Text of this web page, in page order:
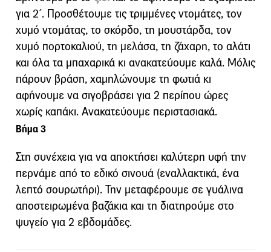
για 2΄. Προσθέτουμε τις τριμμένες ντομάτες, τον
χυμό ντομάτας, το σκόρδο, τη μουστάρδα, τον
χυμό πορτοκαλιού, τη μελάσα, τη ζάχαρη, το αλάτι
και όλα τα μπαχαρικά κι ανακατεύουμε καλά. Μόλις
πάρουν βράση, χαμηλώνουμε τη φωτιά κι
αφήνουμε να σιγοβράσει για 2 περίπου ώρες
χωρίς καπάκι. Ανακατεύουμε περιστασιακά.
Βήμα 3
Στη συνέχεια για να αποκτήσει καλύτερη υφή την
περνάμε από το εδικό σινουά (εναλλακτικά, ένα
λεπτό σουρωτήρι). Την μεταφέρουμε σε γυάλινα
αποστειρωμένα βαζάκια και τη διατηρούμε στο
ψυγείο για 2 εβδομάδες.